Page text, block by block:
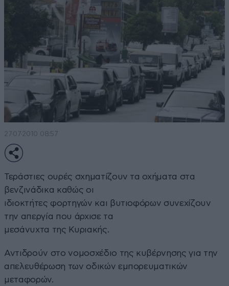
27·07·2010 08:57
Τεράστιες ουρές σχηματίζουν τα οχήματα στα
βενζινάδικα καθώς οι
ιδιοκτήτες φορτηγών και βυτιοφόρων συνεχίζουν
την απεργία που άρχισε τα
μεσάνυχτα της Κυριακής.
Αντιδρούν στο νομοσχέδιο της κυβέρνησης για την
απελευθέρωση των οδικών εμπορευματικών
μεταφορών.